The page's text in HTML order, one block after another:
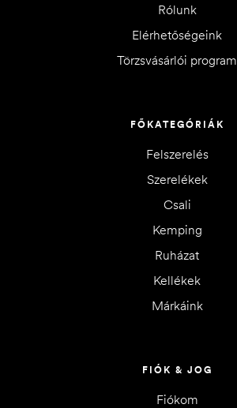
Rólunk
Elérhetőségeink
Törzsvásárlói program
FŐKATEGÓRIÁK
Felszerelés
Szerelékek
Csali
Kemping
Ruházat
Kellékek
Márkáink
FIÓK & JOG
Fiókom